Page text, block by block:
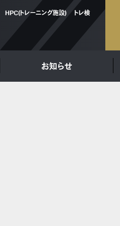
HPC(トレーニング施設) トレ検
お知らせ